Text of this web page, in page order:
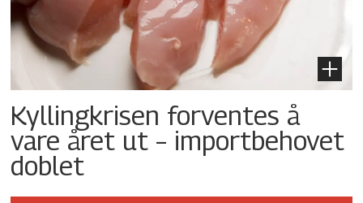
Kyllingkrisen forventes å
vare året ut – importbehovet
doblet